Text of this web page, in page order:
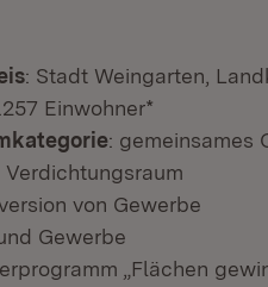
: Stadt Weingarten,
Einwohner*
: gemeinsames
von Gewerbe
Gewerbe
„Flächen